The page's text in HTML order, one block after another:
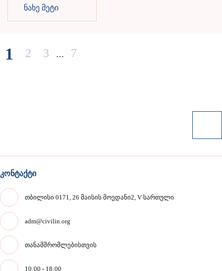
ნახე მეტი
1 2 3 … 7
კონტაქტი
თბილისი 0171, 26 მაისის მოედანი2, V სართული
adm@civilin.org
თანამშრომლებისთვის
10:00 - 18:00